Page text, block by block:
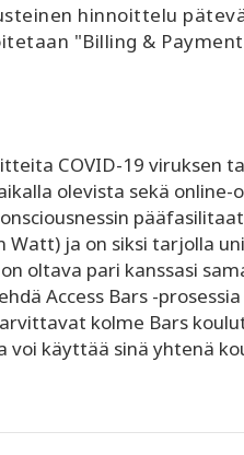
hinnoittelu
"Billing &
COVID-19 viruksen
olevista sekä online-
Watt) ja on siksi tarjolla
oltava pari kanssasi
Access Bars -
kolme Bars
käyttää sinä yhtenä